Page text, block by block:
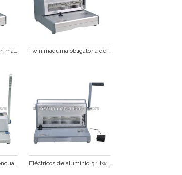
papel de oficina y punch máquina obligatoria de alambre para 180sheetscw430 Twin máquina obligatoria de alambre para un 3. papel a4 cw430
wirebind máquina de encuadernación Eléctricos de aluminio 3:1 twin máquina obligatoria de alambre